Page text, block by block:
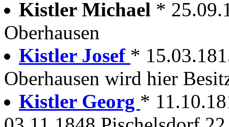
Kistler Michael *
Oberhausen
Kistler Josef *
Oberhausen wird hier
Kistler Georg *